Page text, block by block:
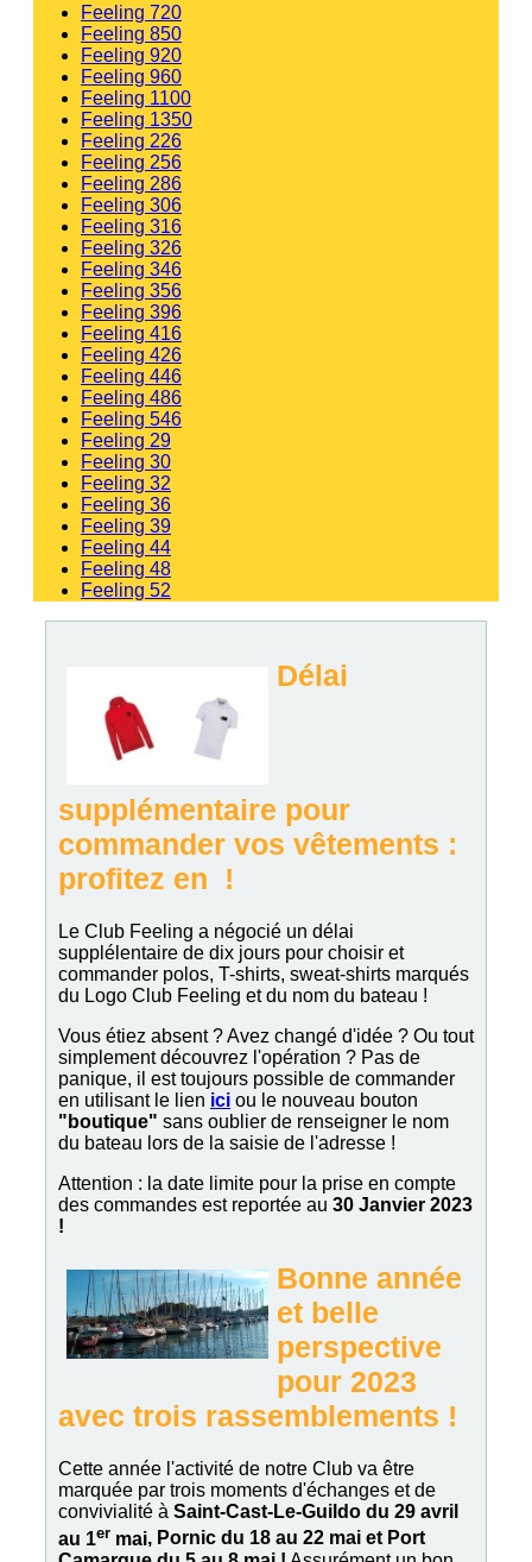
Feeling 720
Feeling 850
Feeling 920
Feeling 960
Feeling 1100
Feeling 1350
Feeling 226
Feeling 256
Feeling 286
Feeling 306
Feeling 316
Feeling 326
Feeling 346
Feeling 356
Feeling 396
Feeling 416
Feeling 426
Feeling 446
Feeling 486
Feeling 546
Feeling 29
Feeling 30
Feeling 32
Feeling 36
Feeling 39
Feeling 44
Feeling 48
Feeling 52
Délai
supplémentaire pour
commander vos vêtements :
profitez en !
Le Club Feeling a négocié un délai
supplélentaire de dix jours pour choisir et
commander polos, T-shirts, sweat-shirts marqués
du Logo Club Feeling et du nom du bateau !
Vous étiez absent ? Avez changé d'idée ? Ou tout
simplement découvrez l'opération ? Pas de
panique, il est toujours possible de commander
en utilisant le lien ici ou le nouveau bouton
"boutique" sans oublier de renseigner le nom
du bateau lors de la saisie de l'adresse !
Attention : la date limite pour la prise en compte
des commandes est reportée au 30 Janvier 2023
!
Bonne année
et belle
perspective
pour 2023
avec trois rassemblements !
Cette année l'activité de notre Club va être
marquée par trois moments d'échanges et de
convivialité à Saint-Cast-Le-Guildo du 29 avril
au 1er mai, Pornic du 18 au 22 mai et Port